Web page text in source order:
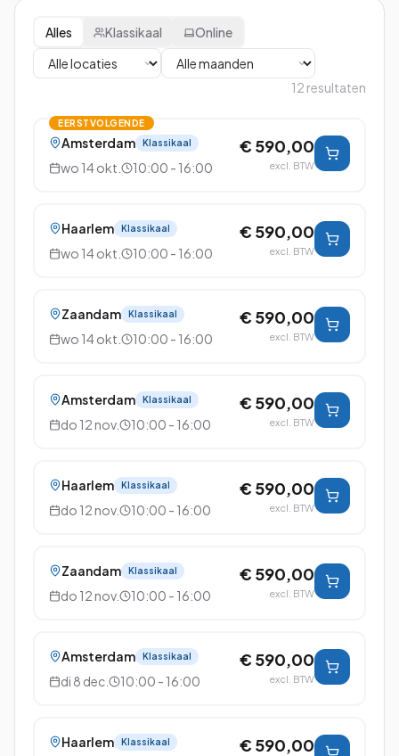
Alles Klassikaal Online
12 resultaten
EERSTVOLGENDE
Amsterdam Klassikaal
wo 14 okt. 10:00 - 16:00
€ 590,00
excl. BTW
Haarlem Klassikaal
wo 14 okt. 10:00 - 16:00
€ 590,00
excl. BTW
Zaandam Klassikaal
wo 14 okt. 10:00 - 16:00
€ 590,00
excl. BTW
Amsterdam Klassikaal
do 12 nov. 10:00 - 16:00
€ 590,00
excl. BTW
Haarlem Klassikaal
do 12 nov. 10:00 - 16:00
€ 590,00
excl. BTW
Zaandam Klassikaal
do 12 nov. 10:00 - 16:00
€ 590,00
excl. BTW
Amsterdam Klassikaal
di 8 dec. 10:00 - 16:00
€ 590,00
excl. BTW
Haarlem Klassikaal € 590,00